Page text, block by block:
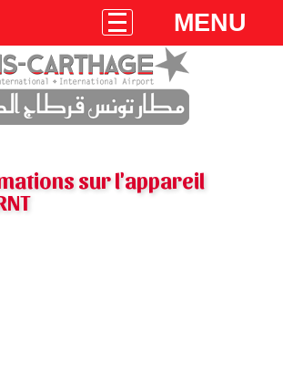
MENU
sur l'appareil